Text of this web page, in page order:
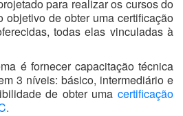
para realizar os cursos do
objetivo de obter uma certificação
todas elas vinculadas à
é fornecer capacitação técnica
3 níveis: básico, intermediário e
de obter uma certificação